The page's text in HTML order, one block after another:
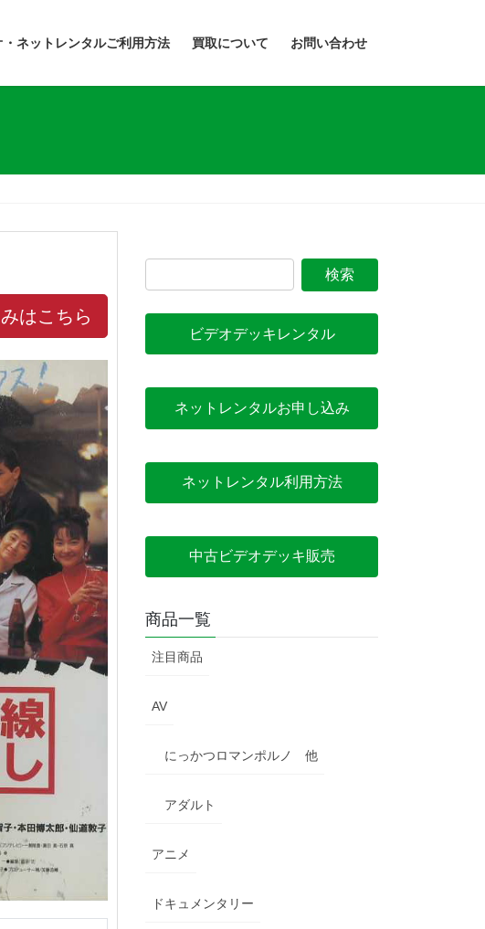
・ネットレンタルご利用方法 買取について お問い合わせ
はこちら
ビデオデッキレンタル
ネットレンタルお申し込み
ネットレンタル利用方法
中古ビデオデッキ販売
商品一覧
注目商品
AV
にっかつロマンポルノ 他
アダルト
アニメ
ドキュメンタリー